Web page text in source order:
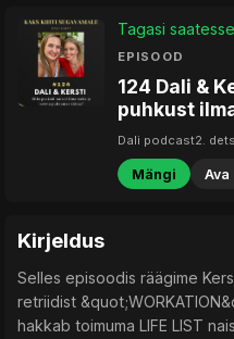
Tagasi saatesse
EPISOOD
124 Dali &
puhkust
Dali podcast2.
Mängi Ava
Kirjeldus
Selles episoodis räägime
retriidist
hakkab toimuma LIFE LIST